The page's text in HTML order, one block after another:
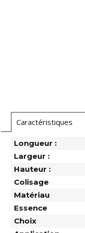
Caractéristiques
Longueur :
Largeur :
Hauteur :
Colisage
Matériau
Essence
Choix